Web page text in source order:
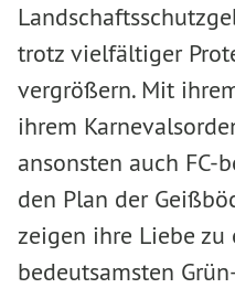
trotz vielfältiger
vergrößern. Mit
ihrem
ansonsten auch FC-
den Plan der
zeigen ihre Liebe zu
bedeutsamsten